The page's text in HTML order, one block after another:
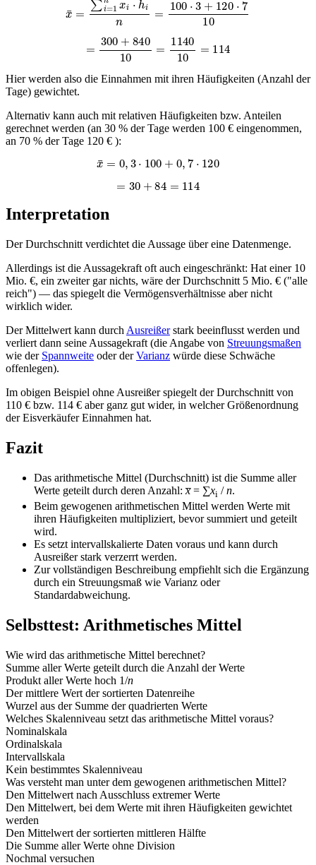
300+ 84010 114010
Hier werden also die Einnahmen mit ihren Häufigkeiten (Anzahl der
Tage) gewichtet.
Alternativ kann auch mit relativen Häufigkeiten bzw. Anteilen
gerechnet werden (an 30 % der Tage werden 100 € eingenommen,
an 70 % der Tage 120 € ):
x¯ = 0,3 100 + 0,7 ⋅120
=30 + 84= 114
Interpretation
Der Durchschnitt verdichtet die Aussage über eine Datenmenge.
Allerdings ist die Aussagekraft oft auch eingeschränkt: Hat einer 10
Mio. €, ein zweiter gar nichts, wäre der Durchschnitt 5 Mio. € ("alle
reich") — das spiegelt die Vermögensverhältnisse aber nicht
wirklich wider.
Der Mittelwert kann durch Ausreißerstark beeinflusst werden und
verliert dann seine Aussagekraft (die Angabe von Streuungsmaßen
wie der Spannweite oder derVarianz würde diese Schwäche
offenlegen).
Im obigen Beispiel ohne Ausreißer spiegelt der Durchschnitt von
110 € bzw. 114 € aber ganz gut wider, in welcher Größenordnung
der Eisverkäufer Einnahmen hat.
Fazit
Das arithmetische Mittel (Durchschnitt) ist die Summe aller
Werte geteilt durch deren Anzahl:x̅= ∑xi /n.
Beim gewogenen arithmetischen Mittel werden Werte mit
ihren Häufigkeiten multipliziert, bevor summiert und geteilt
wird.
Es setzt intervallskalierte Daten voraus und kann durch
Ausreißer stark verzerrt werden.
Zur vollständigen Beschreibung empfiehlt sich die Ergänzung
durch ein Streuungsmaß wie Varianz oder
Standardabweichung.
Selbsttest: Arithmetisches Mittel
Wie wird das arithmetische Mittel berechnet?
Summe aller Werte geteilt durch die Anzahl der Werte
Produkt aller Werte hoch 1/n
Der mittlere Wert der sortierten Datenreihe
Wurzel aus der Summe der quadrierten Werte
Welches Skalenniveau setzt das arithmetische Mittel voraus?
Nominalskala
Ordinalskala
Intervallskala
Kein bestimmtes Skalenniveau
Was versteht man unter dem gewogenen arithmetischen Mittel?
Den Mittelwert nach Ausschluss extremer Werte
Den Mittelwert, bei dem Werte mit ihren Häufigkeiten gewichtet
werden
Den Mittelwert der sortierten mittleren Hälfte
Die Summe aller Werte ohne Division
Nochmal versuchen